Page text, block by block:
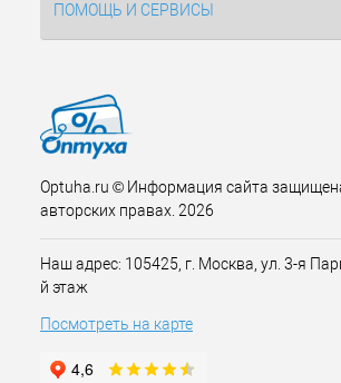
ПОМОЩЬ И СЕРВИСЫ
Optuha.ru © Информация сайта
авторских правах. 2026
Наш адрес: 105425, г. Москва, ул. 3-я
й этаж
Посмотреть на карте